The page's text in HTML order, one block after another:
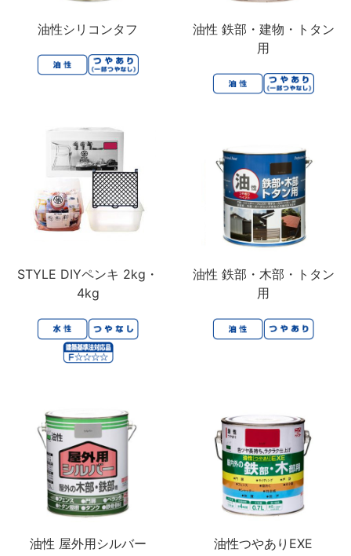
油性シリコンタフ
油性 鉄部・建物・トタン
用
STYLE DIYペンキ 2kg・
4kg
油性 鉄部・木部・トタン
用
油性 屋外用シルバー 油性つやありEXE